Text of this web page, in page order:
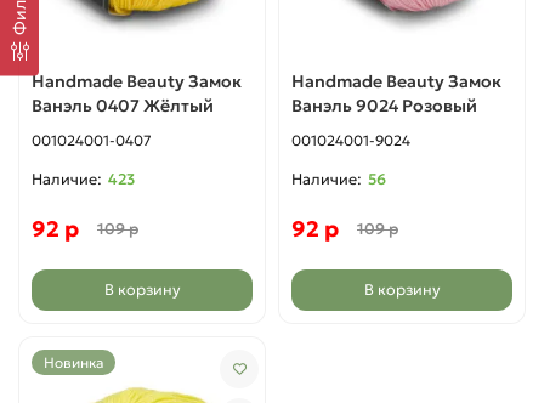
Handmade Beauty Замок
Ванэль 0407 Жёлтый
001024001-0407
423
92 р 109 р
В корзину
Handmade Beauty Замок
Ванэль 9024 Розовый
001024001-9024
56
92 р 109 р
В корзину
Новинка